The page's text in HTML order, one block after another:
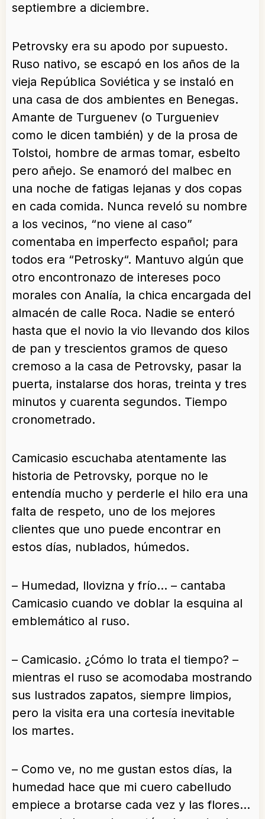
septiembre a diciembre.
Petrovsky era su apodo por supuesto.
Ruso nativo, se escapó en los años de la
vieja República Soviética y se instaló en
una casa de dos ambientes en Benegas.
Amante de Turguenev (o Turgueniev
como le dicen también) y de la prosa de
Tolstoi, hombre de armas tomar, esbelto
pero añejo. Se enamoró del malbec en
una noche de fatigas lejanas y dos copas
en cada comida. Nunca reveló su nombre
a los vecinos, “no viene al caso”
comentaba en imperfecto español; para
todos era “Petrosky“. Mantuvo algún que
otro encontronazo de intereses poco
morales con Analía, la chica encargada del
almacén de calle Roca. Nadie se enteró
hasta que el novio la vio llevando dos kilos
de pan y trescientos gramos de queso
cremoso a la casa de Petrovsky, pasar la
puerta, instalarse dos horas, treinta y tres
minutos y cuarenta segundos. Tiempo
cronometrado.
Camicasio escuchaba atentamente las
historia de Petrovsky, porque no le
entendía mucho y perderle el hilo era una
falta de respeto, uno de los mejores
clientes que uno puede encontrar en
estos días, nublados, húmedos.
– Humedad, llovizna y frío… – cantaba
Camicasio cuando ve doblar la esquina al
emblemático al ruso.
– Camicasio. ¿Cómo lo trata el tiempo? –
mientras el ruso se acomodaba mostrando
sus lustrados zapatos, siempre limpios,
pero la visita era una cortesía inevitable
los martes.
– Como ve, no me gustan estos días, la
humedad hace que mi cuero cabelludo
empiece a brotarse cada vez y las flores…